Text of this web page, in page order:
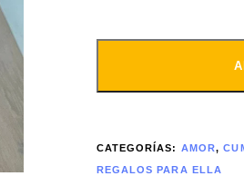
CATEGORÍAS: AMOR,
REGALOS PARA ELLA